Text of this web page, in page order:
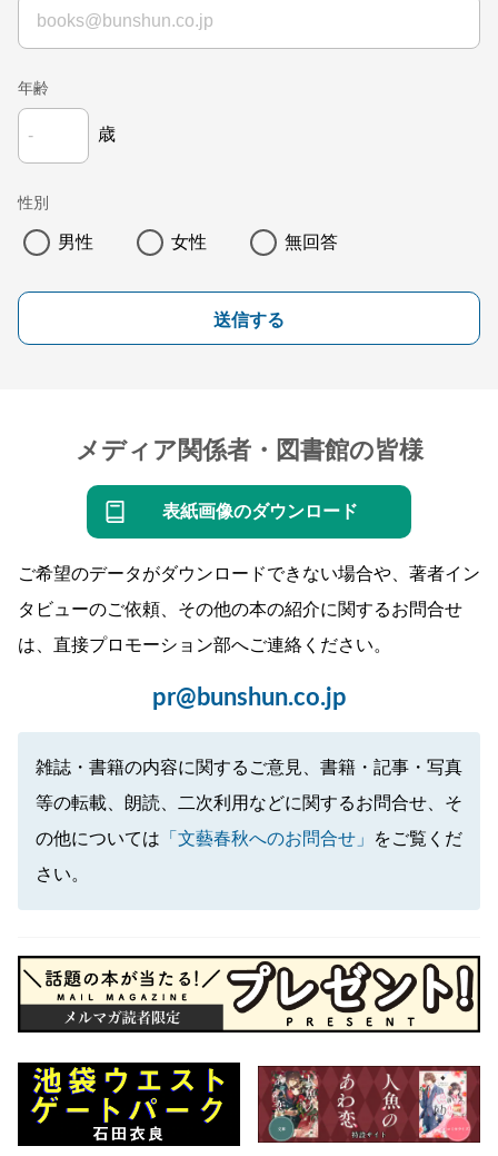
年齢
歳
性別
男性 女性 無回答
送信する
メディア関係者・図書館の皆様
表紙画像のダウンロード
ご希望のデータがダウンロードできない場合や、著者イン
タビューのご依頼、その他の本の紹介に関するお問合せ
は、直接プロモーション部へご連絡ください。
pr@bunshun.co.jp
雑誌・書籍の内容に関するご意見、書籍・記事・写真
等の転載、朗読、二次利用などに関するお問合せ、そ
の他については 「文藝春秋へのお問合せ」
をご覧くだ
さい。